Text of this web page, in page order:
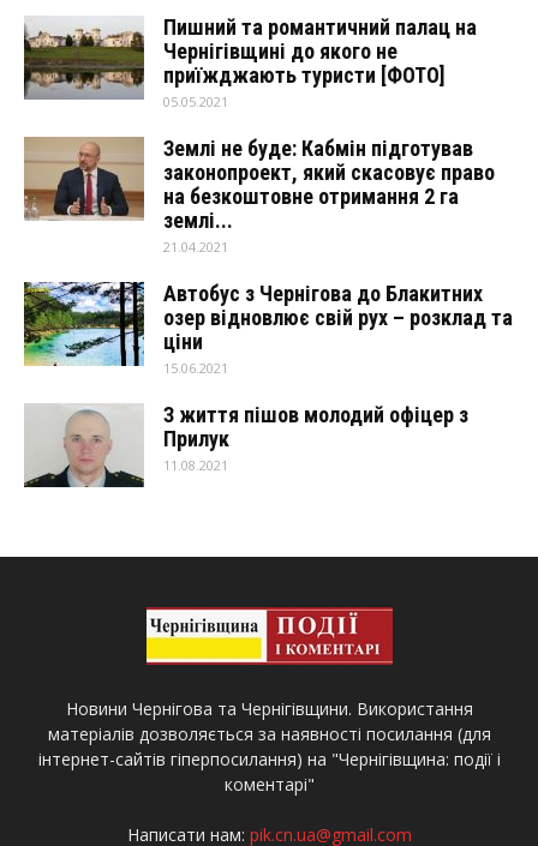
Пишний та романтичний палац на
Чернігівщині до якого не
приїжджають туристи [ФОТО]
05.05.2021
Землі не буде: Кабмін підготував
законопроект, який скасовує право
на безкоштовне отримання 2 га
землі...
21.04.2021
Автобус з Чернігова до Блакитних
озер відновлює свій рух – розклад та
ціни
15.06.2021
З життя пішов молодий офіцер з
Прилук
11.08.2021
Новини Чернігова та Чернігівщини. Використання
матеріалів дозволяється за наявності посилання (для
інтернет-сайтів гіперпосилання) на "Чернігівщина: події і
коментарі"
Написати нам: pik.cn.ua@gmail.com